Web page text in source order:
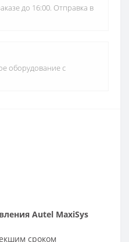
до 16:00. Отправка в
оборудование с
Autel MaxiSys
сроком